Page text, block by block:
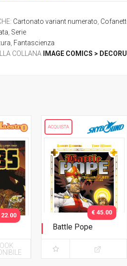
: Cartonato variant numerato
Serie
Fantascienza
COLLANA
IMAGE COMICS >
22.00
ACQUISTA
Battle Pope
Collezione
€ 45.00